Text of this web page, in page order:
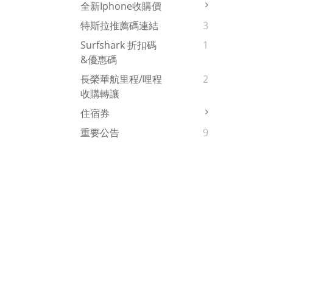
全新iphone收購價
特斯拉推薦碼連結
3
Surfshark 折扣碼
&優惠碼
1
長榮華航里程/哩程
收購轉讓
2
住宿券
重要公告
9